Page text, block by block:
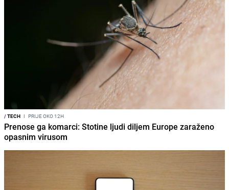
/TECH I PRIJE OKO 12H
Prenose ga komarci: Stotine ljudi diljem Europe zaraženo
opasnim virusom